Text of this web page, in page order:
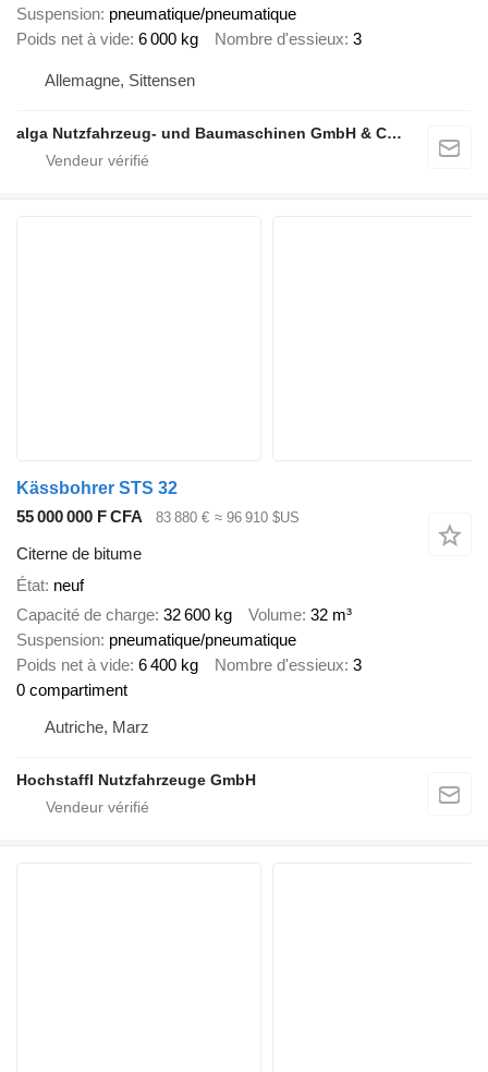
Suspension pneumatique/pneumatique
Poids net à vide 6 000 kg Nombre d'essieux 3
Allemagne, Sittensen
alga Nutzfahrzeug- und Baumaschinen GmbH & Co. KG
Kässbohrer STS 32
55 000 000 F CFA
83 880 € ≈ 96 910 $US
Citerne de bitume
État neuf
Capacité de charge 32 600 kg Volume 32 m³
Suspension pneumatique/pneumatique
Poids net à vide 6 400 kg Nombre d'essieux 3
0 compartiment
Autriche, Marz
Hochstaffl Nutzfahrzeuge GmbH